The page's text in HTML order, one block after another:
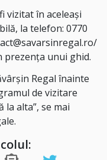
vizitat în aceleași
la telefon: 0770
prezența unui ghid.
Regal înainte
de vizitare
alta”, se mai